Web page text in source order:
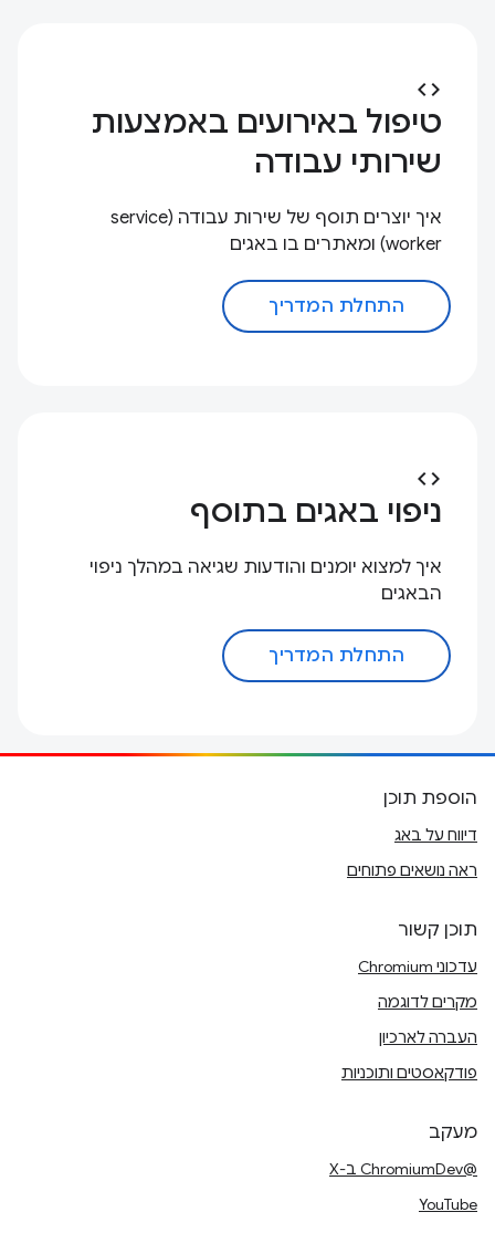
code
טיפול באירועים באמצעות
שירותי עבודה
איך יוצרים תוסף של שירות עבודה (service
worker) ומאתרים בו באגים
התחלת המדריך
code
ניפוי באגים בתוסף
איך למצוא יומנים והודעות שגיאה במהלך ניפוי
הבאגים
התחלת המדריך
הוספת תוכן
דיווח על באג
ראה נושאים פתוחים
תוכן קשור
עדכוני Chromium
מקרים לדוגמה
העברה לארכיון
פודקאסטים ותוכניות
מעקב
@ChromiumDev ב-X
YouTube